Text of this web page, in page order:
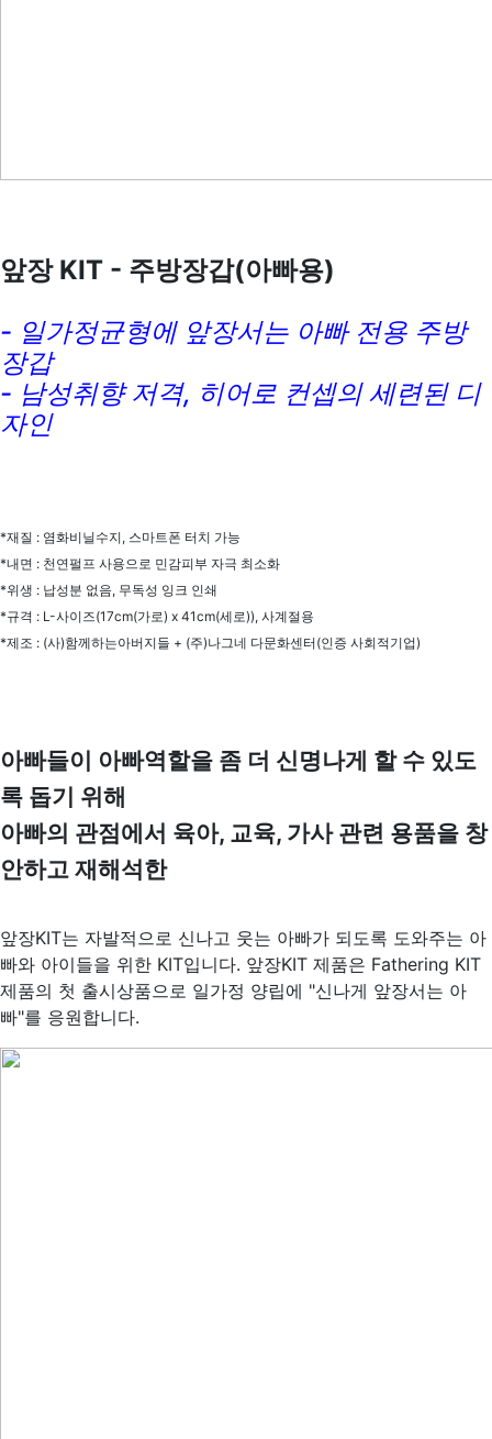
앞장 KIT - 주방장갑(아빠용)
- 일가정균형에 앞장서는 아빠 전용 주방
장갑
- 남성취향 저격, 히어로 컨셉의 세련된 디
자인
*재질 : 염화비닐수지, 스마트폰 터치 가능
*내면 : 천연펄프 사용으로 민감피부 자극 최소화
*위생 : 납성분 없음, 무독성 잉크 인쇄
*규격 : L-사이즈(17cm(가로) x 41cm(세로)), 사계절용
*제조 : (사)함께하는아버지들 + (주)나그네 다문화센터(인증 사회적기업)
아빠들이 아빠역할을 좀 더 신명나게 할 수 있도
록 돕기 위해
아빠의 관점에서 육아, 교육, 가사 관련 용품을 창
안하고 재해석한
앞장KIT는 자발적으로 신나고 웃는 아빠가 되도록 도와주는 아
빠와 아이들을 위한 KIT입니다. 앞장KIT 제품은 Fathering KIT
제품의 첫 출시상품으로 일가정 양립에 "신나게 앞장서는 아
빠"를 응원합니다.